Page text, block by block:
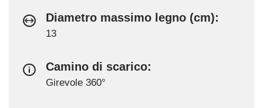
Diametro massimo legno (cm):
13
Camino di scarico:
Girevole 360°